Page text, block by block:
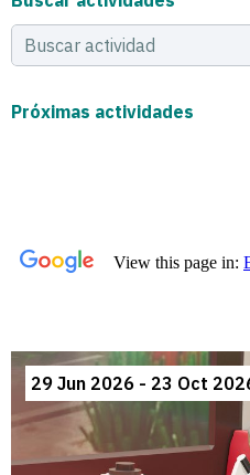
Próximas actividades